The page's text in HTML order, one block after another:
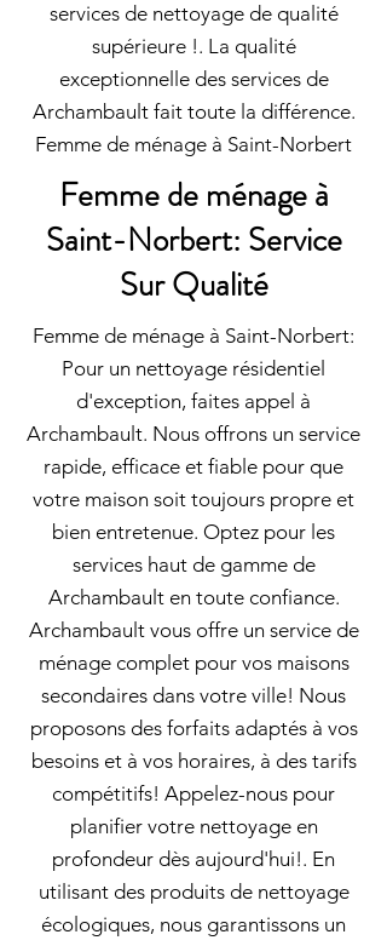
services de nettoyage de qualité
supérieure !. La qualité
exceptionnelle des services de
Archambault fait toute la différence.
Femme de ménage à Saint-Norbert
Femme de ménage à
Saint-Norbert: Service
Sur Qualité
Femme de ménage à Saint-Norbert:
Pour un nettoyage résidentiel
d'exception, faites appel à
Archambault. Nous offrons un service
rapide, efficace et fiable pour que
votre maison soit toujours propre et
bien entretenue. Optez pour les
services haut de gamme de
Archambault en toute confiance.
Archambault vous offre un service de
ménage complet pour vos maisons
secondaires dans votre ville! Nous
proposons des forfaits adaptés à vos
besoins et à vos horaires, à des tarifs
compétitifs! Appelez-nous pour
planifier votre nettoyage en
profondeur dès aujourd'hui!. En
utilisant des produits de nettoyage
écologiques, nous garantissons un